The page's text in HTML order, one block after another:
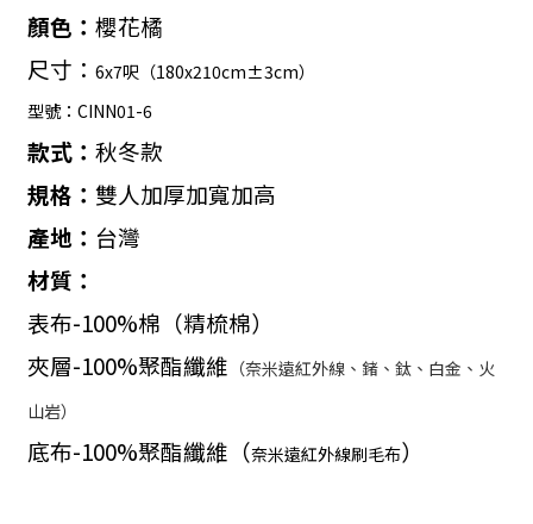
顏色： 櫻花橘
尺寸： 6x7呎（180x210cm±3cm）
型號： CINN01-6
款式： 秋冬款
規格： 雙人加厚加寬加高
產地： 台灣
材質：
表布-100%棉（精梳棉）
夾層-100%聚酯纖維 （奈米遠紅外線、鍺、鈦、白金、火
山岩）
底布-100%聚酯纖維（奈米遠紅外線刷毛布）